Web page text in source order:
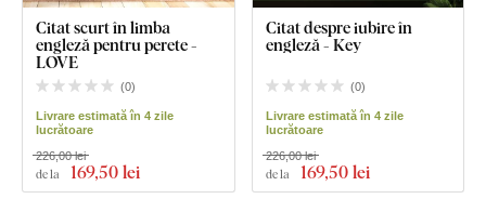
Citat scurt în limba
engleză pentru perete -
LOVE
(0)
Livrare estimată în 4 zile
lucrătoare
de la 169,50 lei
226,00 lei
Citat despre iubire în
engleză - Key
(0)
Livrare estimată în 4 zile
lucrătoare
de la 169,50 lei
226,00 lei